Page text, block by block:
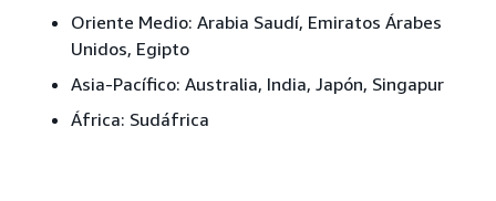
Oriente Medio: Arabia Saudí, Emiratos Árabes
Unidos, Egipto
Asia-Pacífico: Australia, India, Japón, Singapur
África: Sudáfrica